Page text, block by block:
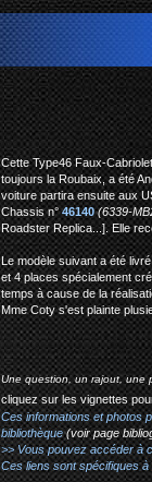
Cette Type46 Faux-
toujours la Roubaix, a été
voiture partira ensuite aux
Chassis n°46140(6339-
Roadster Replica...]. Elle
Le modèle suivant a été
et 4 places spécialement
temps à cause de la
Mme Coty s'est plainte
Une question, un rajout, une
cliquez sur les vignettes
Ces informations et photos
bibliothèque(voir page
>> Vous pouvez accéder à
Ces liens sont spécifiques